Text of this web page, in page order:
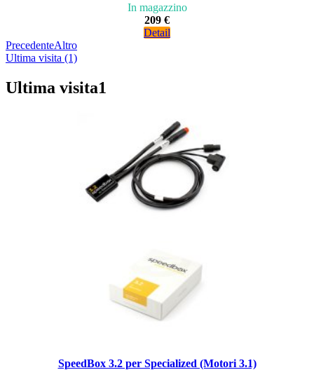
In magazzino
209 €
Detail
PrecedenteAltro
Ultima visita (1)
Ultima visita1
SpeedBox 3.2 per Specialized (Motori 3.1)